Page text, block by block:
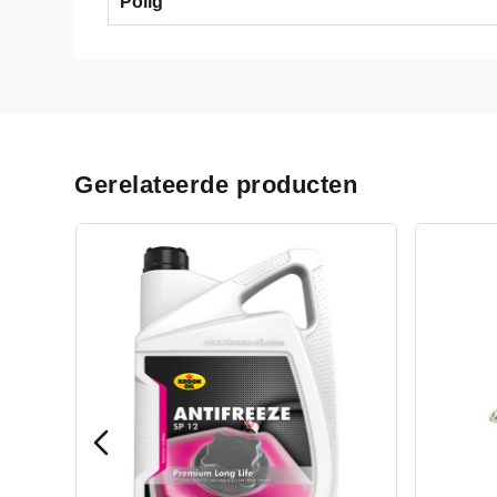
Gerelateerde producten